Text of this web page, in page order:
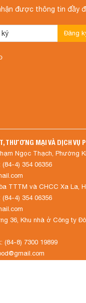
được thông tin đầy
Đăng
THƯƠNG MẠI VÀ DỊCH VỤ
Ngọc Thạch, Phường
4) 354 06356
TTTM và CHCC Xa La,
4) 354 06356
36, Khu nhà ở Công ty
(84-8) 7300 19899